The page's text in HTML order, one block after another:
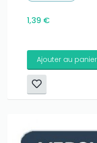
1,39 €
Ajouter au panier